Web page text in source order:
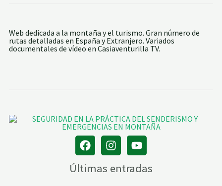
Web dedicada a la montaña y el turismo. Gran número de
rutas detalladas en España y Extranjero. Variados
documentales de vídeo en Casiaventurilla TV.
Últimas entradas